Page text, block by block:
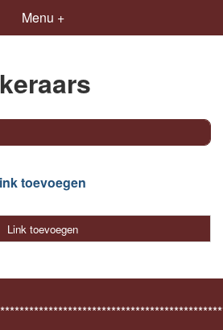
Menu +
toevoegen
Link toevoegen